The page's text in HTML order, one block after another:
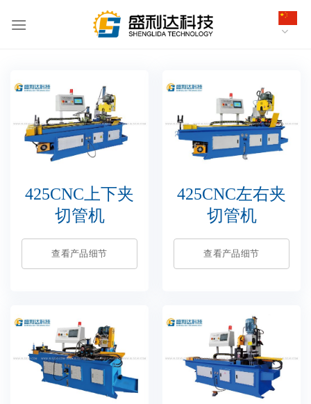
425CNC上下夹
切管机
查看产品细节
425CNC左右夹
切管机
查看产品细节